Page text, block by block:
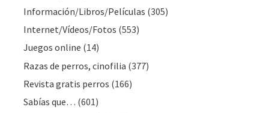
Información/Libros/Películas (305)
Internet/Vídeos/Fotos (553)
Juegos online (14)
Razas de perros, cinofilia (377)
Revista gratis perros (166)
Sabías que… (601)